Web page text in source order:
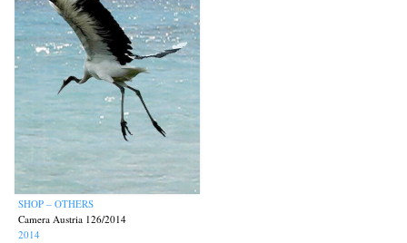
SHOP – OTHERS
Camera Austria 126/2014
2014